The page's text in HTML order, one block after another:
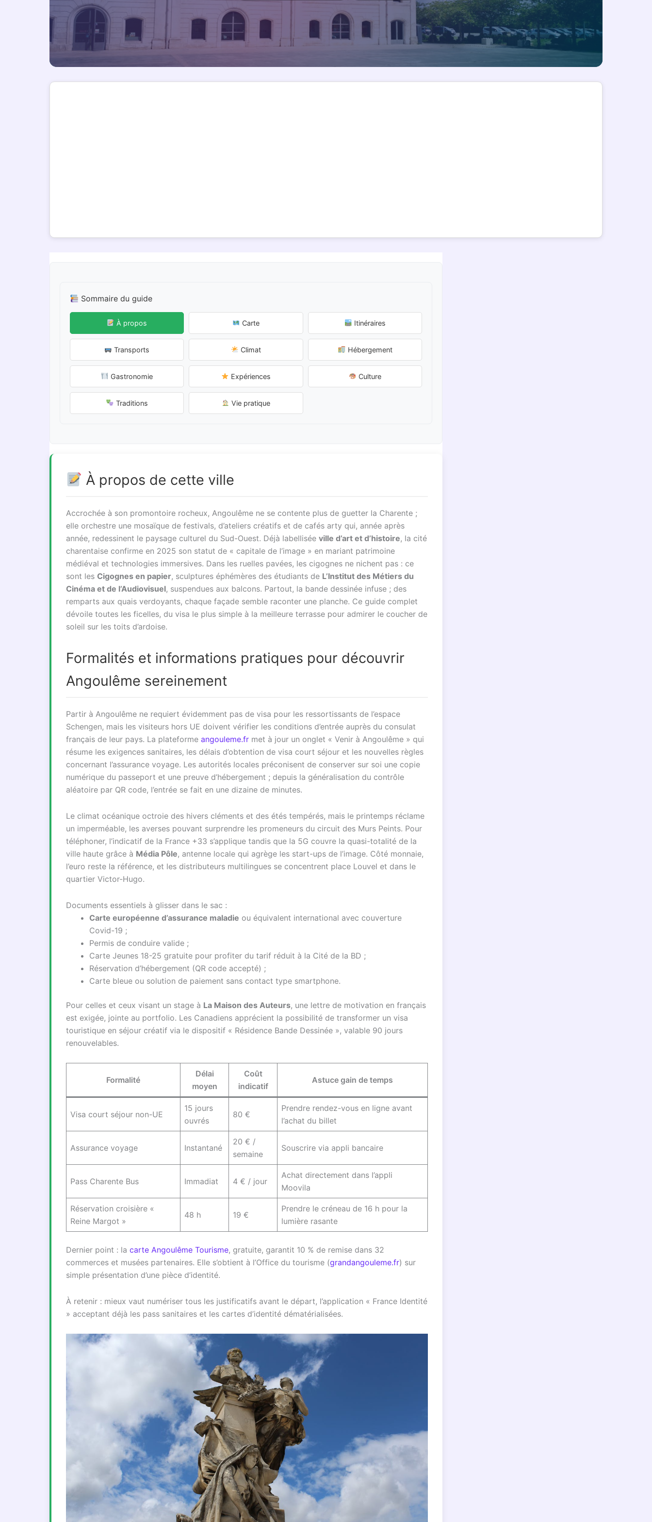
Sommaire du guide
À propos Carte Itinéraires
Transports Climat Hébergement
Gastronomie Expériences Culture
Traditions Vie pratique
À propos de cette ville
Accrochée à son promontoire rocheux, Angoulême ne se contente plus de guetter la Charente ;
elle orchestre une mosaïque de festivals, d’ateliers créatifs et de cafés arty qui, année après
année, redessinent le paysage culturel du Sud-Ouest. Déjà labellisée ville d’art et d’histoire, la cité
charentaise confirme en 2025 son statut de « capitale de l’image » en mariant patrimoine
médiéval et technologies immersives. Dans les ruelles pavées, les cigognes ne nichent pas : ce
sont les Cigognes en papier, sculptures éphémères des étudiants de L’Institut des Métiers du
Cinéma et de l’Audiovisuel, suspendues aux balcons. Partout, la bande dessinée infuse ; des
remparts aux quais verdoyants, chaque façade semble raconter une planche. Ce guide complet
dévoile toutes les ficelles, du visa le plus simple à la meilleure terrasse pour admirer le coucher de
soleil sur les toits d’ardoise.
Formalités et informations pratiques pour découvrir
Angoulême sereinement
Partir à Angoulême ne requiert évidemment pas de visa pour les ressortissants de l’espace
Schengen, mais les visiteurs hors UE doivent vérifier les conditions d’entrée auprès du consulat
français de leur pays. La plateforme angouleme.fr met à jour un onglet « Venir à Angoulême » qui
résume les exigences sanitaires, les délais d’obtention de visa court séjour et les nouvelles règles
concernant l’assurance voyage. Les autorités locales préconisent de conserver sur soi une copie
numérique du passeport et une preuve d’hébergement ; depuis la généralisation du contrôle
aléatoire par QR code, l’entrée se fait en une dizaine de minutes.
Le climat océanique octroie des hivers cléments et des étés tempérés, mais le printemps réclame
un imperméable, les averses pouvant surprendre les promeneurs du circuit des Murs Peints. Pour
téléphoner, l’indicatif de la France +33 s’applique tandis que la 5G couvre la quasi-totalité de la
ville haute grâce à Média Pôle, antenne locale qui agrège les start-ups de l’image. Côté monnaie,
l’euro reste la référence, et les distributeurs multilingues se concentrent place Louvel et dans le
quartier Victor-Hugo.
Documents essentiels à glisser dans le sac :
Carte européenne d’assurance maladie ou équivalent international avec couverture
Covid-19 ;
Permis de conduire valide ;
Carte Jeunes 18-25 gratuite pour profiter du tarif réduit à la Cité de la BD ;
Réservation d’hébergement (QR code accepté) ;
Carte bleue ou solution de paiement sans contact type smartphone.
Pour celles et ceux visant un stage à La Maison des Auteurs, une lettre de motivation en français
est exigée, jointe au portfolio. Les Canadiens apprécient la possibilité de transformer un visa
touristique en séjour créatif via le dispositif « Résidence Bande Dessinée », valable 90 jours
renouvelables.
Formalité
Délai
moyen
Coût
indicatif
Astuce gain de temps
Visa court séjour non-UE
15 jours
ouvrés
80 €
Prendre rendez-vous en ligne avant
l’achat du billet
Assurance voyage Instantané
20 € /
semaine
Souscrire via appli bancaire
Pass Charente Bus Immadiat 4 € / jour
Achat directement dans l’appli
Moovila
Réservation croisière «
Reine Margot »
48 h 19 €
Prendre le créneau de 16 h pour la
lumière rasante
Dernier point : la carte Angoulême Tourisme, gratuite, garantit 10 % de remise dans 32
commerces et musées partenaires. Elle s’obtient à l’Office du tourisme (grandangouleme.fr) sur
simple présentation d’une pièce d’identité.
À retenir : mieux vaut numériser tous les justificatifs avant le départ, l’application « France Identité
» acceptant déjà les pass sanitaires et les cartes d’identité dématérialisées.